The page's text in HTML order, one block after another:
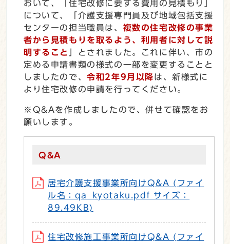
おいて、「住宅改修に要する費用の見積もり」
について、「介護支援専門員及び地域包括支援
センターの担当職員は、 複数の住宅改修の事業
者から見積もりを取るよう、利用者に対して説
明すること
」とされました。これに伴い、市の
定める申請書類の様式の一部を変更することと
しましたので、令和2年9月以降は、新様式に
より住宅改修の申請を行ってください。
※Q&Aを作成しましたので、併せて確認をお
願いします。
Q&A
居宅介護支援事業所向けQ&A (ファイ
ル名：qa_kyotaku.pdf サイズ：
89.49KB)
住宅改修施工事業所向けQ&A (ファイ